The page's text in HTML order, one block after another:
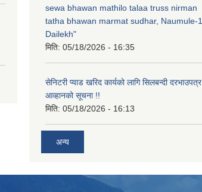
sewa bhawan mathilo talaa truss nirman
tatha bhawan marmat sudhar, Naumule-1,
Dailekh"
मिति: 05/18/2026 - 16:35
सेनिटरी प्याड खरिद कार्यको लागि सिलबन्दी दरभाउपत्र
आव्हानको सूचना !!
मिति: 05/18/2026 - 16:13
अन्य